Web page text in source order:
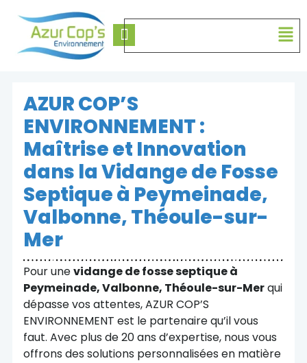
AZUR COP’S
ENVIRONNEMENT :
Maîtrise et Innovation
dans la Vidange de Fosse
Septique à Peymeinade,
Valbonne, Théoule-sur-
Mer
Pour unevidange de fosse septique à
Peymeinade, Valbonne, Théoule-sur-Merqui
dépasse vos attentes, AZUR COP’S
ENVIRONNEMENT est le partenaire qu’il vous
faut. Avec plus de 20 ans d’expertise, nous vous
offrons des solutions personnalisées en matière